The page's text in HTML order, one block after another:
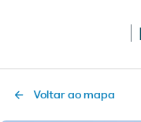
Voltar ao mapa